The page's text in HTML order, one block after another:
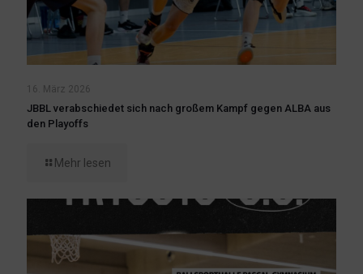
16. März 2026
JBBL verabschiedet sich nach großem Kampf gegen ALBA aus
den Playoffs
Mehr lesen